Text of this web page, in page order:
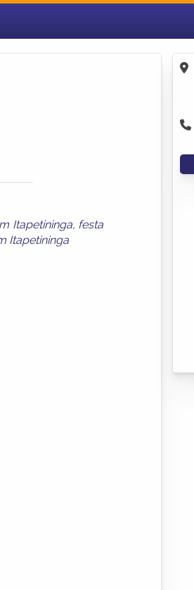
Itapetininga, festa
Itapetininga